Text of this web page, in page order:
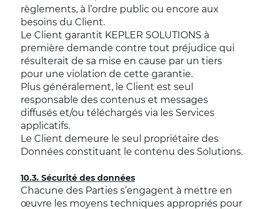
règlements, à l’ordre public ou encore aux
besoins du Client.
Le Client garantit KEPLER SOLUTIONS à
première demande contre tout préjudice qui
résulterait de sa mise en cause par un tiers
pour une violation de cette garantie.
Plus généralement, le Client est seul
responsable des contenus et messages
diffusés et/ou téléchargés via les Services
applicatifs.
Le Client demeure le seul propriétaire des
Données constituant le contenu des Solutions.
10.3. Sécurité des données
Chacune des Parties s’engagent à mettre en
œuvre les moyens techniques appropriés pour